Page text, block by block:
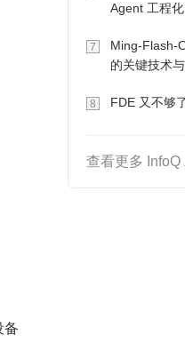
备
Agent 工程
7
Ming-Flash-
的关键技术
8 FDE 又不够
查看更多 InfoQ